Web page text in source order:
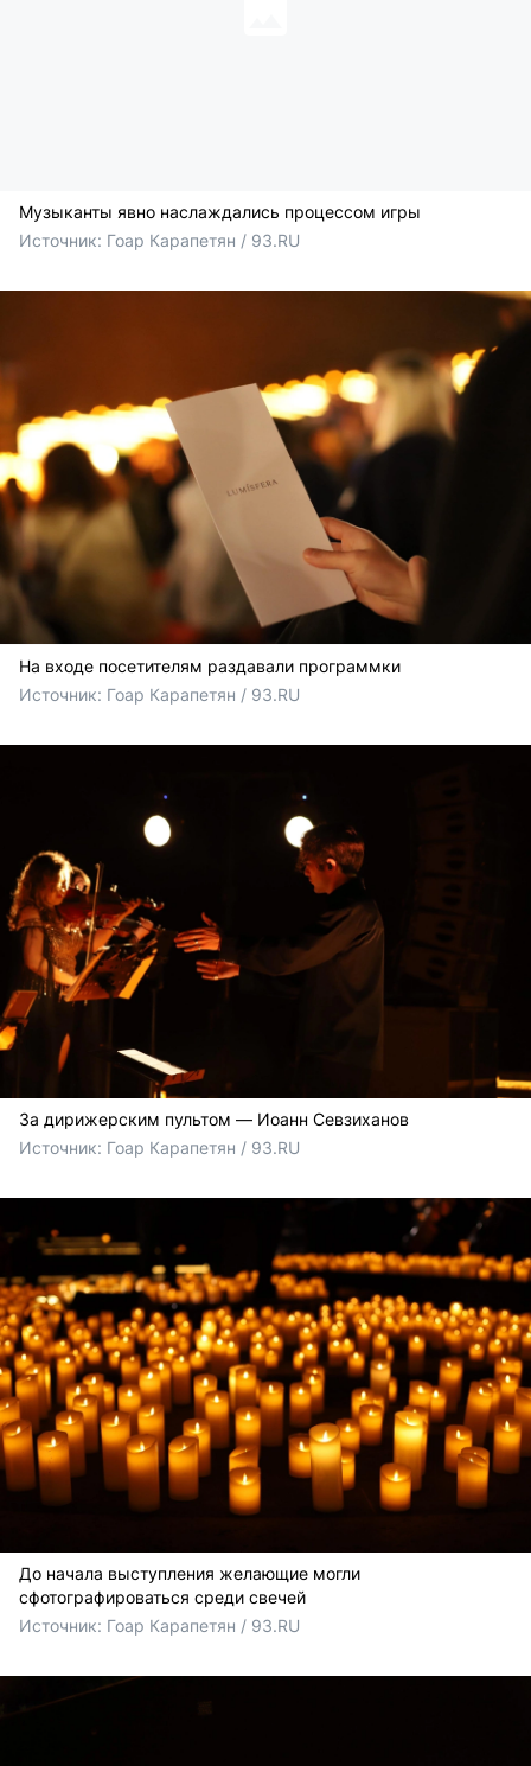
Музыканты явно наслаждались процессом игры
Источник: Гоар Карапетян / 93.RU
На входе посетителям раздавали программки
Источник: Гоар Карапетян / 93.RU
За дирижерским пультом — Иоанн Севзиханов
Источник: Гоар Карапетян / 93.RU
До начала выступления желающие могли
сфотографироваться среди свечей
Источник: Гоар Карапетян / 93.RU